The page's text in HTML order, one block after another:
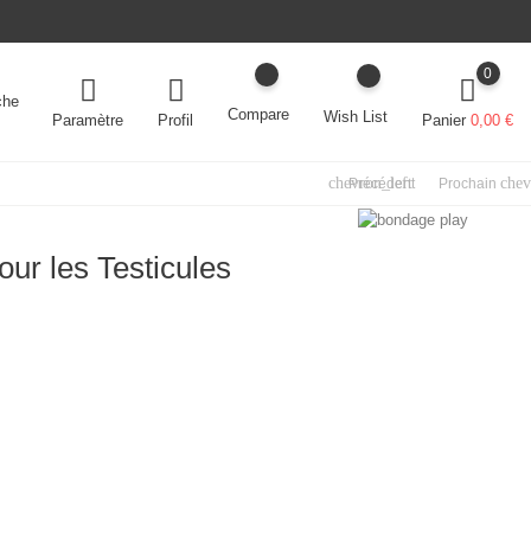
Paramètre
Profil Compare Wish List
0
Panier 0,00 €
chevron_left
Précédent Prochain
les Testicules